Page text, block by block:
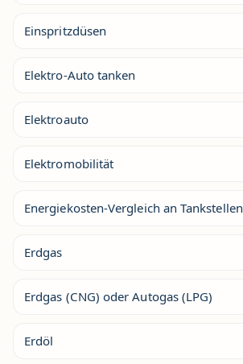
Einspritzdüsen
Elektro-Auto tanken
Elektroauto
Elektromobilität
Energiekosten-Vergleich an Tankstellen
Erdgas
Erdgas (CNG) oder Autogas (LPG)
Erdöl